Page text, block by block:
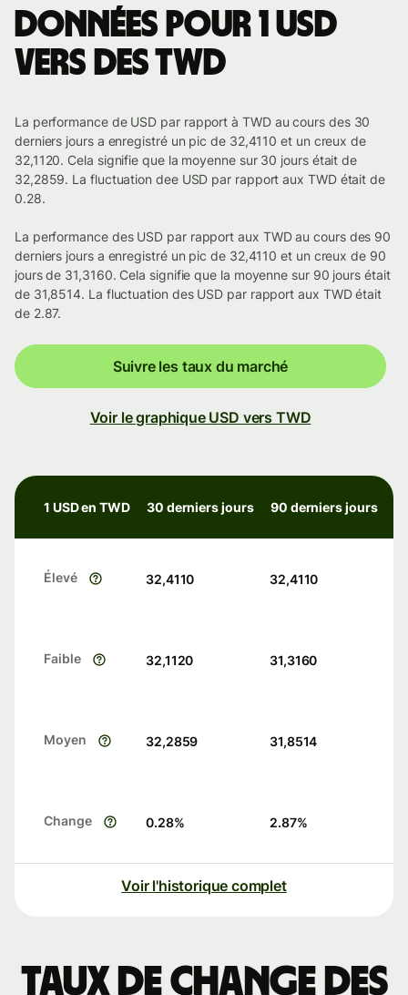
Données pour 1 USD
vers des TWD
La performance de USD par rapport à TWD au cours des 30
derniers jours a enregistré un pic de 32,4110 et un creux de
32,1120. Cela signifie que la moyenne sur 30 jours était de
32,2859. La fluctuation dee USD par rapport aux TWD était de
0.28.
La performance des USD par rapport aux TWD au cours des 90
derniers jours a enregistré un pic de 32,4110 et un creux de 90
jours de 31,3160. Cela signifie que la moyenne sur 90 jours était
de 31,8514. La fluctuation des USD par rapport aux TWD était
de 2.87.
Suivre les taux du marché
Voir le graphique USD vers TWD
1 USD en TWD 30 derniers jours 90 derniers jours
Élevé 32,4110 32,4110
Faible 32,1120 31,3160
Moyen 32,2859 31,8514
Change 0.28% 2.87%
Voir l'historique complet
Taux de change des